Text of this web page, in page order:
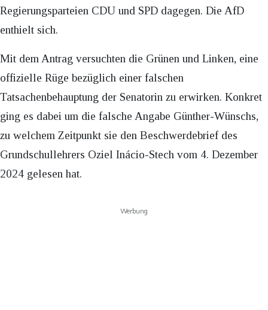
Regierungsparteien CDU und SPD dagegen. Die AfD
enthielt sich.
Mit dem Antrag versuchten die Grünen und Linken, eine
offizielle Rüge bezüglich einer falschen
Tatsachenbehauptung der Senatorin zu erwirken. Konkret
ging es dabei um die falsche Angabe Günther-Wünschs,
zu welchem Zeitpunkt sie den Beschwerdebrief des
Grundschullehrers Oziel Inácio-Stech vom 4. Dezember
2024 gelesen hat.
Werbung